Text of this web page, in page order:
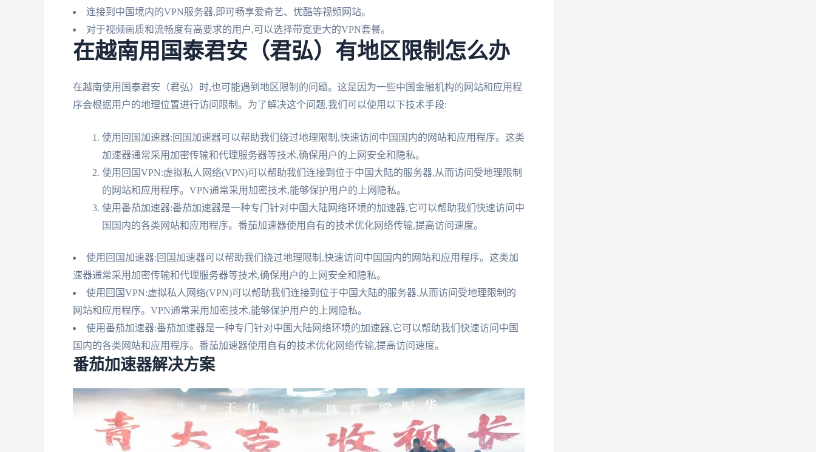
连接到中国境内的VPN服务器,即可畅享爱奇艺、优酷等视频网站。
对于视频画质和流畅度有高要求的用户,可以选择带宽更大的VPN套餐。
在越南用国泰君安（君弘）有地区限制怎么办
在越南使用国泰君安（君弘）时,也可能遇到地区限制的问题。这是因为一些中国金融机构的网站和应用程
序会根据用户的地理位置进行访问限制。为了解决这个问题,我们可以使用以下技术手段:
使用回国加速器:回国加速器可以帮助我们绕过地理限制,快速访问中国国内的网站和应用程序。这类
加速器通常采用加密传输和代理服务器等技术,确保用户的上网安全和隐私。
使用回国VPN:虚拟私人网络(VPN)可以帮助我们连接到位于中国大陆的服务器,从而访问受地理限制
的网站和应用程序。VPN通常采用加密技术,能够保护用户的上网隐私。
使用番茄加速器:番茄加速器是一种专门针对中国大陆网络环境的加速器,它可以帮助我们快速访问中
国国内的各类网站和应用程序。番茄加速器使用自有的技术优化网络传输,提高访问速度。
使用回国加速器:回国加速器可以帮助我们绕过地理限制,快速访问中国国内的网站和应用程序。这类加
速器通常采用加密传输和代理服务器等技术,确保用户的上网安全和隐私。
使用回国VPN:虚拟私人网络(VPN)可以帮助我们连接到位于中国大陆的服务器,从而访问受地理限制的
网站和应用程序。VPN通常采用加密技术,能够保护用户的上网隐私。
使用番茄加速器:番茄加速器是一种专门针对中国大陆网络环境的加速器,它可以帮助我们快速访问中国
国内的各类网站和应用程序。番茄加速器使用自有的技术优化网络传输,提高访问速度。
番茄加速器解决方案